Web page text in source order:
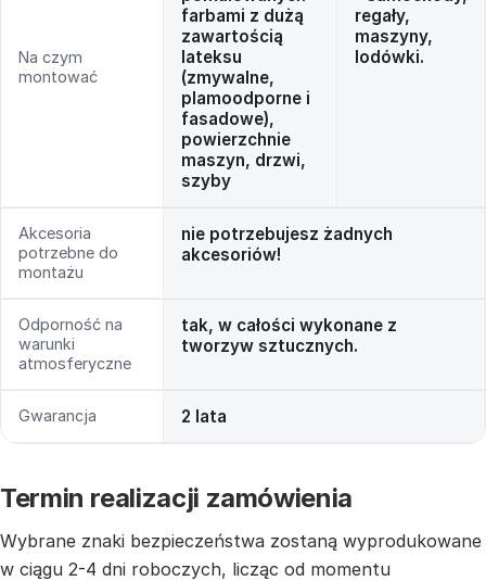
Na czym
montować
farbami z dużą
zawartością
lateksu
(zmywalne,
plamoodporne i
fasadowe),
powierzchnie
maszyn, drzwi,
szyby
regały,
maszyny,
lodówki.
Akcesoria
potrzebne do
montażu
nie potrzebujesz żadnych
akcesoriów!
Odporność na
warunki
atmosferyczne
tak, w całości wykonane z
tworzyw sztucznych.
Gwarancja 2 lata
Termin realizacji zamówienia
Wybrane znaki bezpieczeństwa zostaną wyprodukowane
w ciągu 2-4 dni roboczych, licząc od momentu